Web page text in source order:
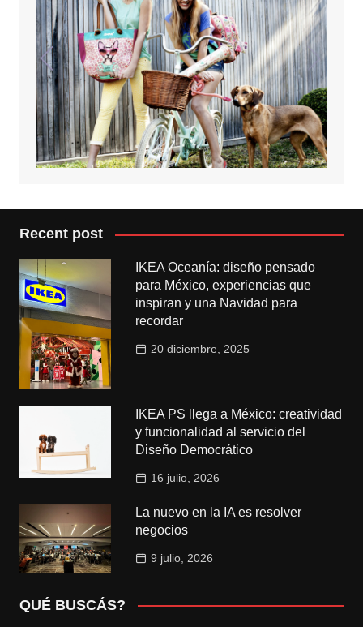
Recent post
IKEA Oceanía: diseño pensado
para México, experiencias que
inspiran y una Navidad para
recordar
20 diciembre, 2025
IKEA PS llega a México: creatividad
y funcionalidad al servicio del
Diseño Democrático
16 julio, 2026
La nuevo en la IA es resolver
negocios
9 julio, 2026
QUÉ BUSCÁS?